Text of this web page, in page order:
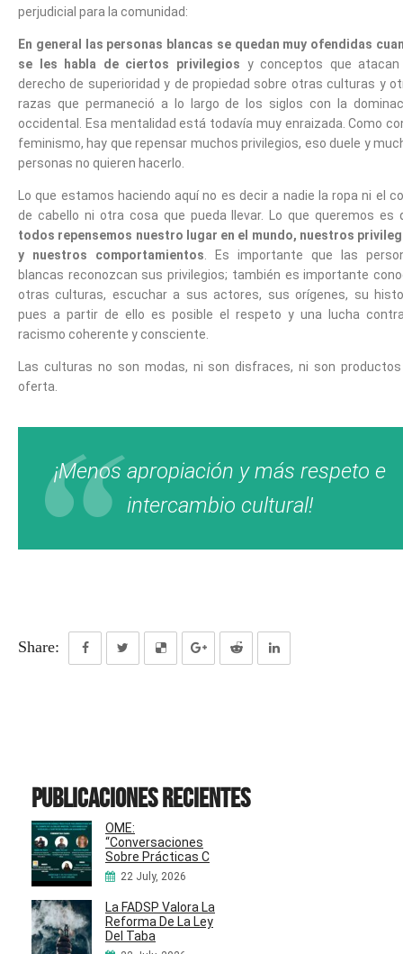
perjudicial para la comunidad:
En general las personas blancas se quedan muy ofendidas
se les habla de ciertos privilegios y conceptos que
derecho de superioridad y de propiedad sobre otras culturas y
razas que permaneció a lo largo de los siglos con la
occidental. Esa mentalidad está todavía muy enraizada. Como
feminismo, hay que repensar muchos privilegios, eso duele y
personas no quieren hacerlo.
Lo que estamos haciendo aquí no es decir a nadie la ropa ni el
de cabello ni otra cosa que pueda llevar. Lo que queremos es
todos repensemos nuestro lugar en el mundo, nuestros
y nuestros comportamientos . Es importante que las
blancas reconozcan sus privilegios; también es importante
otras culturas, escuchar a sus actores, sus orígenes, su
pues a partir de ello es posible el respeto y una lucha
racismo coherente y consciente.
Las culturas no son modas, ni son disfraces, ni son
oferta.
¡Menos apropiación y más respeto e
intercambio cultural!
Share:
Publicaciones recientes
OME:
“Conversaciones
Sobre Prácticas C
22 July, 2026
La FADSP Valora La
Reforma De La Ley
Del Taba